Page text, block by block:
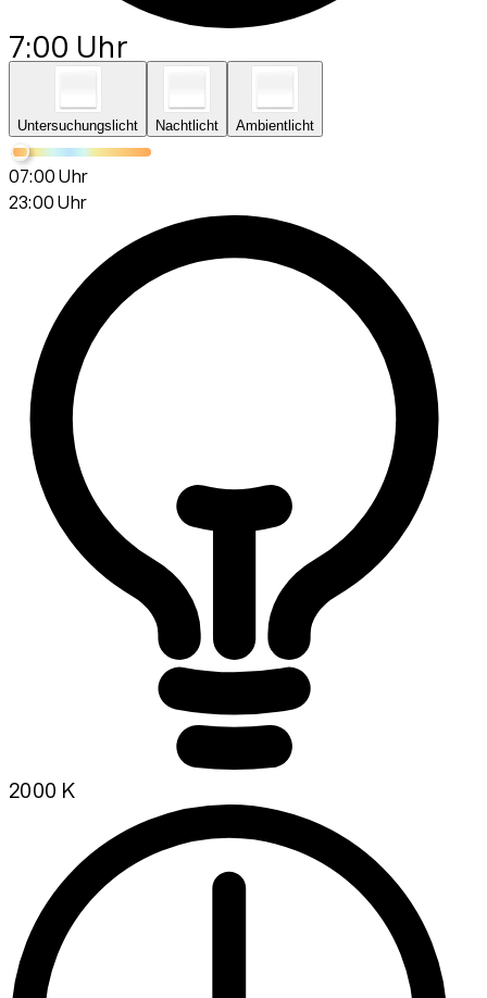
7:00 Uhr
Untersuchungslicht Nachtlicht Ambientlicht
07:00 Uhr
23:00 Uhr
2000 K